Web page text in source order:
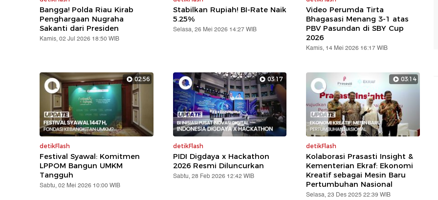
Bangga! Polda Riau Kirab
Penghargaan Nugraha
Sakanti dari Presiden
Kamis, 02 Jul 2026 18:50 WIB
Stabilkan Rupiah! BI-Rate Naik
5.25%
Selasa, 26 Mei 2026 14:27 WIB
Video Perumda Tirta
Bhagasasi Menang 3-1 atas
PBV Pasundan di SBY Cup
2026
Kamis, 14 Mei 2026 16:17 WIB
02:56
detikFlash
Festival Syawal: Komitmen
LPPOM Bangun UMKM
Tangguh
Sabtu, 02 Mei 2026 10:00 WIB
03:17
detikFlash
PIDI Digdaya x Hackathon
2026 Resmi Diluncurkan
Sabtu, 28 Feb 2026 12:42 WIB
03:14
detikFlash
Kolaborasi Prasasti Insight &
Kementerian Ekraf: Ekonomi
Kreatif sebagai Mesin Baru
Pertumbuhan Nasional
Selasa, 23 Des 2025 22:39 WIB